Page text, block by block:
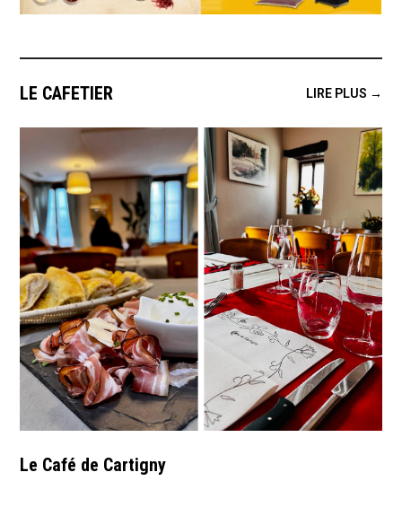
LE CAFETIER LIRE PLUS →
Le Café de Cartigny